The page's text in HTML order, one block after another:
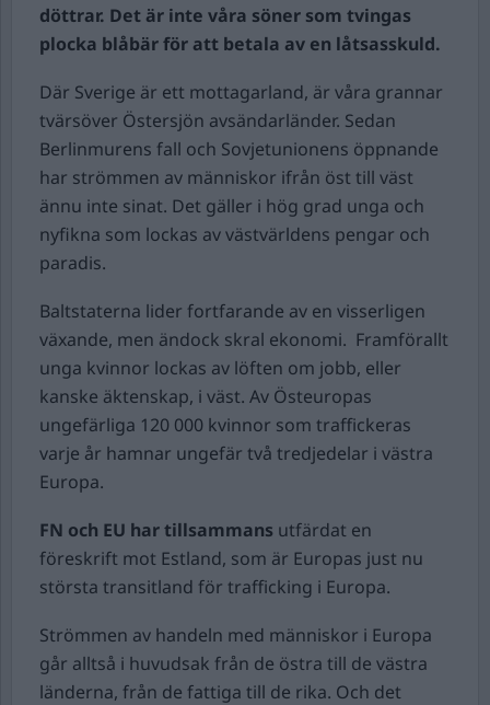
döttrar. Det är inte våra söner som tvingas
plocka blåbär för att betala av en låtsasskuld.
Där Sverige är ett mottagarland, är våra grannar
tvärsöver Östersjön avsändarländer. Sedan
Berlinmurens fall och Sovjetunionens öppnande
har strömmen av människor ifrån öst till väst
ännu inte sinat. Det gäller i hög grad unga och
nyfikna som lockas av västvärldens pengar och
paradis.
Baltstaterna lider fortfarande av en visserligen
växande, men ändock skral ekonomi. Framförallt
unga kvinnor lockas av löften om jobb, eller
kanske äktenskap, i väst. Av Östeuropas
ungefärliga 120 000 kvinnor som traffickeras
varje år hamnar ungefär två tredjedelar i västra
Europa.
FN och EU har tillsammans utfärdat en
föreskrift mot Estland, som är Europas just nu
största transitland för trafficking i Europa.
Strömmen av handeln med människor i Europa
går alltså i huvudsak från de östra till de västra
länderna, från de fattiga till de rika. Och det